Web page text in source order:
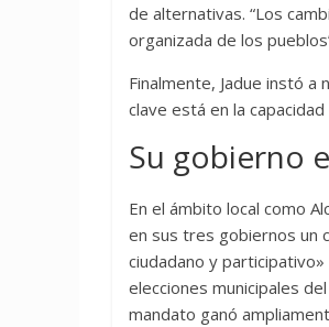
de alternativas. “Los
organizada de los
Finalmente, Jadue instó
clave está en la
Su gobierno
En el ámbito local como
en sus tres gobiernos un
ciudadano y
elecciones municipales
mandato ganó